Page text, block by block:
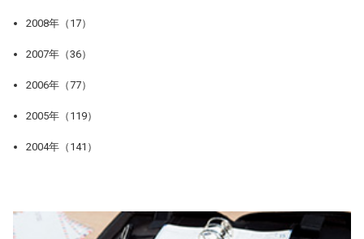
2008年（17）
2007年（36）
2006年（77）
2005年（119）
2004年（141）